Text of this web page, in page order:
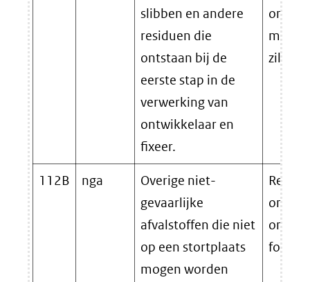
slibben en andere
residuen die
ontstaan bij de
eerste stap in de
verwerking van
ontwikkelaar en
fixeer.
met
112B nga
Overige niet-
gevaarlijke
afvalstoffen die niet
op een stortplaats
mogen worden